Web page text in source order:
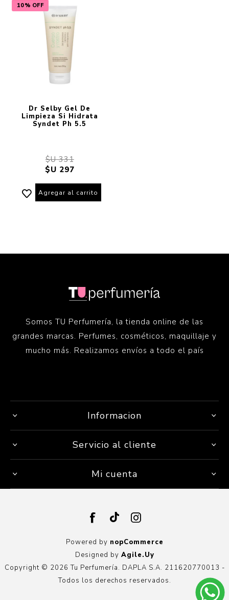
10% OFF
Dr Selby Gel De
Limpieza Si Hidrata
Syndet Ph 5.5
$U 331
$U 297
Agregar al carrito
Somos TU Perfumería, la tienda online de las
grandes marcas. Perfumes, cosméticos, maquillaje y
mucho más. Realizamos envíos a todo el país
Informacion
Servicio al cliente
Mi cuenta
Powered by nopCommerce
Designed by Agile.Uy
Copyright © 2026 Tu Perfumería. DAPLA S.A. 211620770013 -
Todos los derechos reservados.